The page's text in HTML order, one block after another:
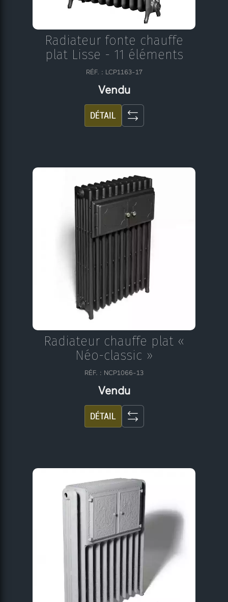
Radiateur fonte chauffe
plat Lisse - 11 éléments
RÉF. : LCP1163-17
Vendu
DÉTAIL
Radiateur chauffe plat «
Néo-classic »
RÉF. : NCP1066-13
Vendu
DÉTAIL